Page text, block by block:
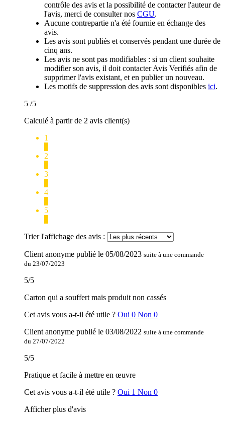
contrôle des avis et la possibilité de contacter l'auteur de
l'avis, merci de consulter nos CGU.
Aucune contrepartie n'a été fournie en échange des
avis.
Les avis sont publiés et conservés pendant une durée de
cinq ans.
Les avis ne sont pas modifiables : si un client souhaite
modifier son avis, il doit contacter Avis Verifiés afin de
supprimer l'avis existant, et en publier un nouveau.
Les motifs de suppression des avis sont disponibles ici.
5 /5
Calculé à partir de 2 avis client(s)
1
2
3
4
5
Trier l'affichage des avis :
Client anonyme publié le 05/08/2023 suite à une commande
du 23/07/2023
5/5
Carton qui a souffert mais produit non cassés
Cet avis vous a-t-il été utile ? Oui 0 Non 0
Client anonyme publié le 03/08/2022 suite à une commande
du 27/07/2022
5/5
Pratique et facile à mettre en œuvre
Cet avis vous a-t-il été utile ? Oui 1 Non 0
Afficher plus d'avis